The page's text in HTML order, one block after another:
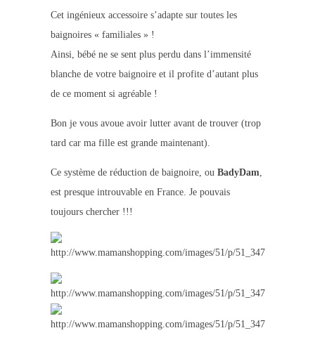
Cet ingénieux accessoire s’adapte sur toutes les
baignoires « familiales » !
Ainsi, bébé ne se sent plus perdu dans l’immensité
blanche de votre baignoire et il profite d’autant plus
de ce moment si agréable !
Bon je vous avoue avoir lutter avant de trouver (trop
tard car ma fille est grande maintenant).
Ce système de réduction de baignoire, ou BadyDam
est presque introuvable en France. Je pouvais
toujours chercher !!!